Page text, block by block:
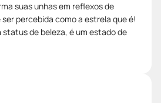
suas unhas em reflexos de
percebida como a estrela que é!
status de beleza, é um estado de